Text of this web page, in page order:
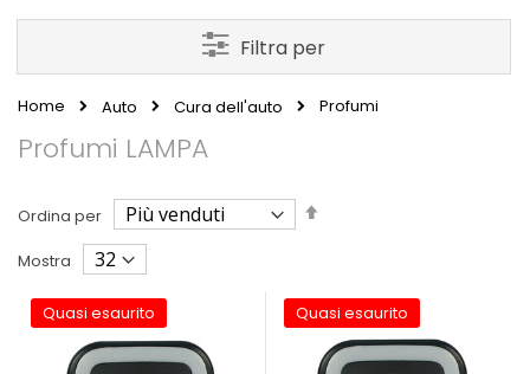
Home Auto Cura dell'auto Profumi
Profumi LAMPA
Ordina per
Imposta
Mostra
Quasi esaurito Quasi esaurito
Filtra per